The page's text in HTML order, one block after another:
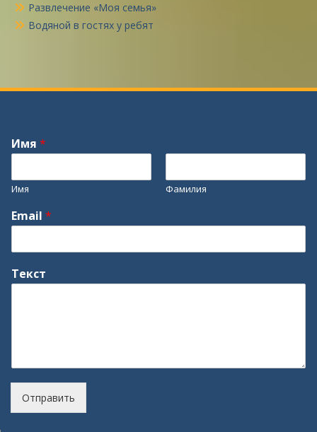
Развлечение «Моя семья»
Водяной в гостях у ребят
Имя *
Имя Фамилия
Email *
Текст
Отправить